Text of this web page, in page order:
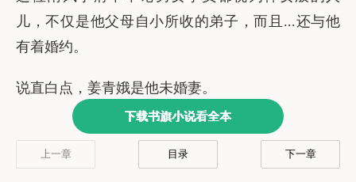
下载书旗小说看全本
上一章 目录 下一章